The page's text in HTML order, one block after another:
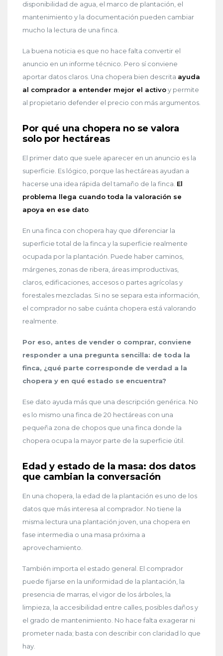
disponibilidad de agua, el marco de plantación, el
mantenimiento y la documentación pueden cambiar
mucho la lectura de una finca.
La buena noticia es que no hace falta convertir el
anuncio en un informe técnico. Pero sí conviene
aportar datos claros. Una chopera bien descrita ayuda
al comprador a entender mejor el activoy permite
al propietario defender el precio con más argumentos.
Por qué una chopera no se valora
solo por hectáreas
El primer dato que suele aparecer en un anuncio es la
superficie. Es lógico, porque las hectáreas ayudan a
hacerse una idea rápida del tamaño de la finca. El
problema llega cuando toda la valoración se
apoya en ese dato
En una finca con chopera hay que diferenciar la
superficie total de la finca y la superficie realmente
ocupada por la plantación. Puede haber caminos,
márgenes, zonas de ribera, áreas improductivas,
claros, edificaciones, accesos o partes agrícolas y
forestales mezcladas. Si no se separa esta información,
el comprador no sabe cuánta chopera está valorando
realmente.
Por eso, antes de vender o comprar, conviene
responder a una pregunta sencilla: de toda la
finca, ¿qué parte corresponde de verdad a la
chopera y en qué estado se encuentra?
Ese dato ayuda más que una descripción genérica. No
es lo mismo una finca de 20 hectáreas con una
pequeña zona de chopos que una finca donde la
chopera ocupa la mayor parte de la superficie útil.
Edad y estado de la masa: dos datos
que cambian la conversación
En una chopera, la edad de la plantación es uno de los
datos que más interesa al comprador. No tiene la
misma lectura una plantación joven, una chopera en
fase intermedia o una masa próxima a
aprovechamiento.
También importa el estado general. El comprador
puede fijarse en la uniformidad de la plantación, la
presencia de marras, el vigor de los árboles, la
limpieza, la accesibilidad entre calles, posibles daños y
el grado de mantenimiento. No hace falta exagerar ni
prometer nada; basta con describir con claridad lo que
hay.